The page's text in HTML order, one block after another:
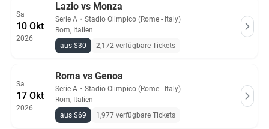
Sa
10 Okt
2026
Lazio vs Monza
Serie A ・ Stadio Olimpico (Rome - Italy)
Rom, Italien
aus $30
2,172 verfügbare Tickets
Sa
17 Okt
2026
Roma vs Genoa
Serie A ・ Stadio Olimpico (Rome - Italy)
Rom, Italien
aus $69
1,977 verfügbare Tickets